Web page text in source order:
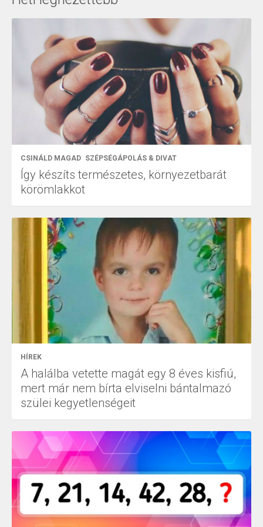
CSINÁLD MAGAD SZÉPSÉGÁPOLÁS & DIVAT
Így készíts természetes, környezetbarát
körömlakkot
HÍREK
A halálba vetette magát egy 8 éves kisfiú,
mert már nem bírta elviselni bántalmazó
szülei kegyetlenségeit